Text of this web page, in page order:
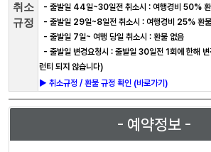
취소
규정
- 출발일 44일~30일전 취소시 : 여행경비 50%
- 출발일 29일~8일전 취소시 : 여행경비 25% 환불
- 출발일 7일~ 여행 당일 취소시 : 환불 없음
- 출발일 변경요청시 : 출발일 30일전 1회에 한해
런티 되지 않습니다)
► 취소규정 / 환불 규정 확인 (바로가기)
- 예약정보 -